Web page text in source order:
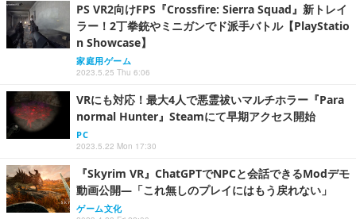
PS VR2向けFPS『Crossfire: Sierra Squad』新トレイ
ラー！2丁拳銃やミニガンでド派手バトル【PlayStatio
n Showcase】
家庭用ゲーム
2023.5.25 Thu 6:06
VRにも対応！最大4人で悪霊祓いマルチホラー『Para
normal Hunter』Steamにて早期アクセス開始
PC
2023.5.22 Mon 17:30
『Skyrim VR』ChatGPTでNPCと会話できるModデモ
動画公開―「これ無しのプレイにはもう戻れない」
ゲーム文化